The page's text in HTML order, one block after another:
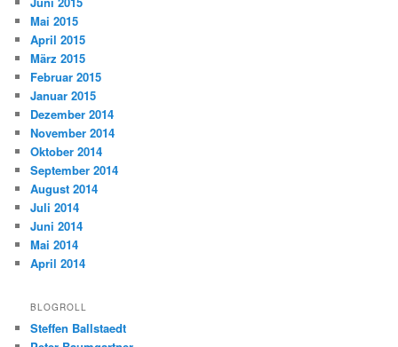
Mai 2015
April 2015
März 2015
Februar 2015
Januar 2015
Dezember 2014
November 2014
Oktober 2014
September 2014
August 2014
Juli 2014
Juni 2014
Mai 2014
April 2014
BLOGROLL
Steffen Ballstaedt